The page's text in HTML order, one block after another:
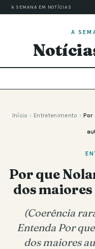
A SEMANA EM NOTÍCIAS
A
Início › Entretenimento › Por
Por que
dos
(Coerência
Entenda Por
dos maiores